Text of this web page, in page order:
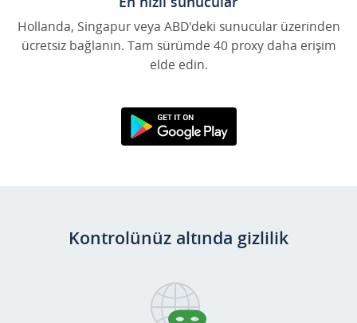
Hollanda, Singapur veya ABD'deki sunucular üzerinden
ücretsiz bağlanın. Tam sürümde 40 proxy daha erişim
elde edin.
Kontrolünüz altında gizlilik